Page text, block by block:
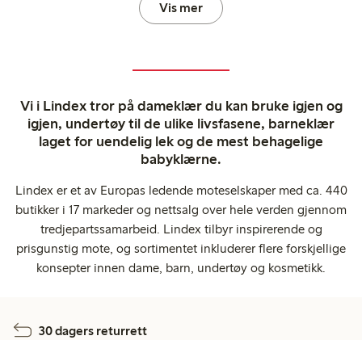
Vis mer
Vi i Lindex tror på dameklær du kan bruke igjen og
igjen, undertøy til de ulike livsfasene, barneklær
laget for uendelig lek og de mest behagelige
babyklærne.
Lindex er et av Europas ledende moteselskaper med ca. 440
butikker i 17 markeder og nettsalg over hele verden gjennom
tredjepartssamarbeid. Lindex tilbyr inspirerende og
prisgunstig mote, og sortimentet inkluderer flere forskjellige
konsepter innen dame, barn, undertøy og kosmetikk.
30 dagers returrett